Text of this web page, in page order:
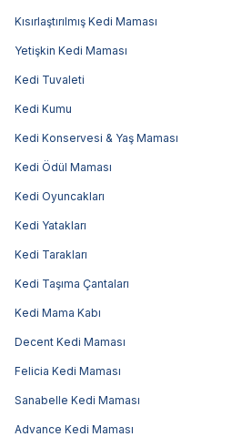
Kısırlaştırılmış Kedi Maması
Yetişkin Kedi Maması
Kedi Tuvaleti
Kedi Kumu
Kedi Konservesi & Yaş Maması
Kedi Ödül Maması
Kedi Oyuncakları
Kedi Yatakları
Kedi Tarakları
Kedi Taşıma Çantaları
Kedi Mama Kabı
Decent Kedi Maması
Felicia Kedi Maması
Sanabelle Kedi Maması
Advance Kedi Maması